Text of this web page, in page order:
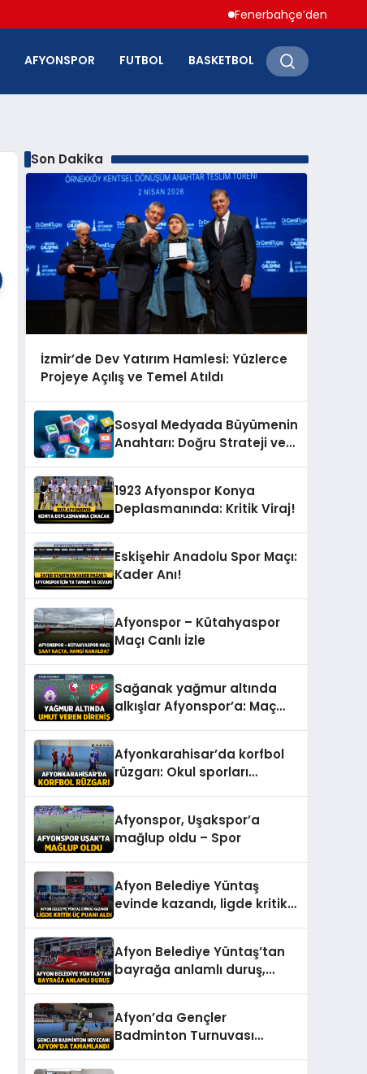
Fenerbahçe’den Hakan
AFYONSPOR FUTBOL BASKETBOL
Son Dakika
İzmir’de Dev Yatırım Hamlesi: Yüzlerce
Projeye Açılış ve Temel Atıldı
Sosyal Medyada Büyümenin
Anahtarı: Doğru Strateji ve
1923 Afyonspor Konya
Deplasmanında: Kritik Viraj!
Eskişehir Anadolu Spor Maçı:
Kader Anı!
Afyonspor – Kütahyaspor
Maçı Canlı İzle
Sağanak yağmur altında
alkışlar Afyonspor’a: Maç
Afyonkarahisar’da korfbol
rüzgarı: Okul sporları
Afyonspor, Uşakspor’a
mağlup oldu – Spor
Afyon Belediye Yüntaş
evinde kazandı, ligde kritik
Afyon Belediye Yüntaş’tan
bayrağa anlamlı duruş,
Afyon’da Gençler
Badminton Turnuvası